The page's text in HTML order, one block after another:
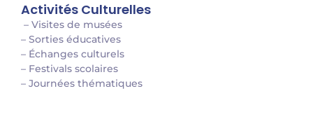
Activités Culturelles
– Visites de musées
– Sorties éducatives
– Échanges culturels
– Festivals scolaires
– Journées thématiques